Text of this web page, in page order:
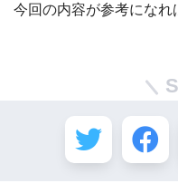
今回の内容が参考になれ